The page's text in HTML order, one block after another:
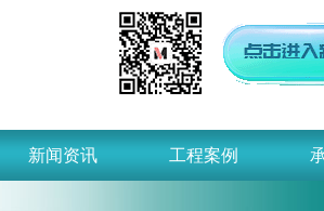
新闻资讯 工程案例